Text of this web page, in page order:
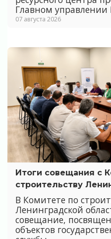
Главном
07 августа 2026
Итоги совещания с
строительству
В Комитете по
Ленинградской
совещание,
объектов